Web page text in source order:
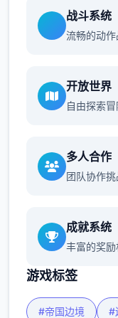
战斗系统
流畅的动作
开放世界
自由探索
多人合作
团队协作挑
成就系统
丰富的奖励
游戏标签
#帝国边境 #